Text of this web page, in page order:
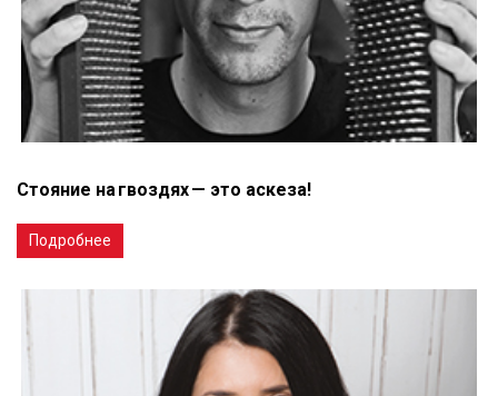
Стояние на гвоздях — это аскеза!
Подробнее